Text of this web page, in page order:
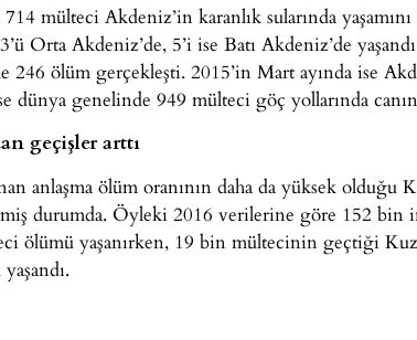
714 mülteci Akdeniz’in karanlık sularında
Orta Akdeniz’de, 5’i ise Batı Akdeniz’de
246 ölüm gerçekleşti. 2015’in Mart ayında ise
dünya genelinde 949 mülteci göç yollarında
geçişler arttı
anlaşma ölüm oranının daha da yüksek olduğu
durumda. Öyleki 2016 verilerine göre 152
ölümü yaşanırken, 19 bin mültecinin geçtiği